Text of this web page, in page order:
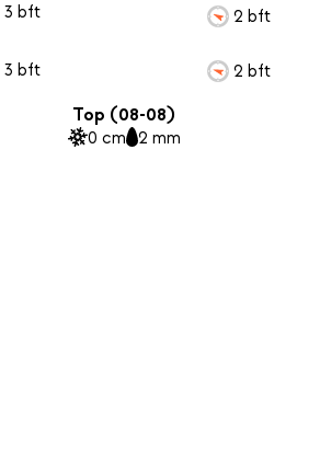
3 bft
3 bft
2 bft
2 bft
Top (08-08)
0 cm 2 mm